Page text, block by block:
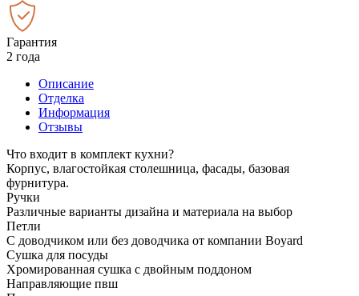
Гарантия
2 года
Описание
Отделка
Информация
Отзывы
Что входит в комплект кухни?
Корпус, влагостойкая столешница, фасады, базовая
фурнитура.
Ручки
Различные варианты дизайна и материала на выбор
Петли
С доводчиком или без доводчика от компании Boyard
Сушка для посуды
Хромированная сушка с двойным поддоном
Направляющие пвш